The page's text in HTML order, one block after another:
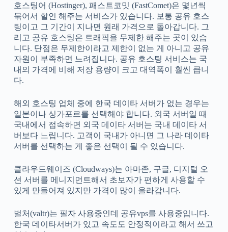
호스팅어 (Hostinger), 패스트코밋 (FastComet)은 몇년씩
묶어서 할인 해주는 서비스가 있습니다. 보통 공유 호스
팅이고 그 기간이 지나면 원래 가격으로 돌아갑니다. 그
리고 공유 호스팅은 트래픽을 무제한 해주는 곳이 있습
니다. 단점은 무제한이라고 제한이 없는 게 아니고 공유
자원이 부족하면 느려집니다. 공유 호스팅 서비스는 국
내의 가격에 비해 저장 용량이 크고 대역폭이 훨씬 큽니
다.
해외 호스팅 업체 중에 한국 데이타 서버가 없는 경우는
일본이나 싱가포르를 선택해야 합니다. 외국 서버일 때
국내에서 접속하면 외국 데이타 서버는 국내 데이타 서
버보다 느립니다. 고객이 국내가 아니면 그 나라 데이타
서버를 선택하는 게 좋은 선택이 될 수 있습니다.
클라우드웨이즈 (Cloudways)는 아마존, 구글, 디지털 오
션 서버를 메니지먼트해서 초보자가 편하게 사용할 수
있게 만들어져 있지만 가격이 많이 올라갑니다.
벌처(valtr)는 필자 사용중인데 공유vps를 사용중입니다.
한국 데이타서버가 있고 속도도 안정적이라고 해서 쓰고